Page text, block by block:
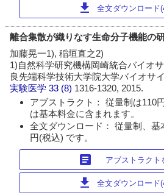
download 全文ダウンロード
離合集散が織りなす生命分子機能の
加藤晃一1), 稲垣直之2)
1)自然科学研究機構岡崎統合バイオ
良先端科学技術大学院大学バイオサ
実験医学 33 (8) 1316-1320, 2015.
アブストラクト： 従量制は110
は基本料金に含まれます。
全文ダウンロード： 従量制、基
円(税込) です。
article アブストラクト
download 全文ダウンロード